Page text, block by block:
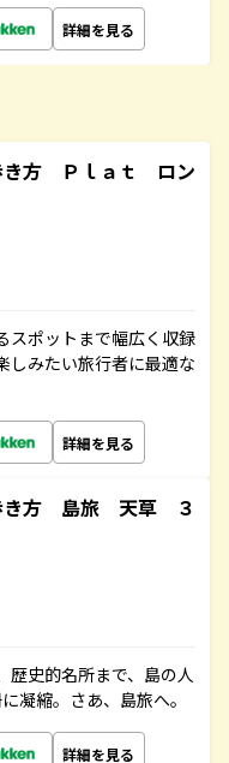
詳細を見る
き方 Ｐｌａｔ ロン
スポットまで幅広く収録
しみたい旅行者に最適な
詳細を見る
き方 島旅 天草 ３
歴史的名所まで、島の人
凝縮。さあ、島旅へ。
詳細を見る